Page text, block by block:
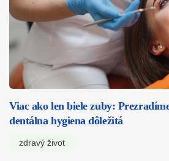
Viac ako len biele zuby:
dentálna hygiena dôležitá
zdravý život